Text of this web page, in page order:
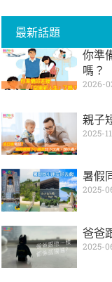
最新話題
你準
嗎？
2026-
親子
2025-
暑假
2025-
爸爸
2025-